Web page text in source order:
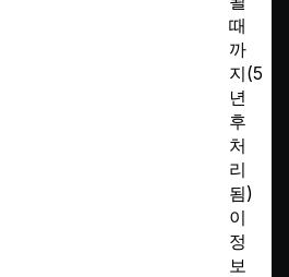
때
까
지(5
년
후
처
리
됨)
이
정
보